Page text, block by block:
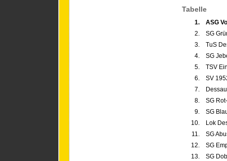
Tabelle
1.
ASG
2.
SG
3.
TuS
4.
SG
5.
TSV
6.
SV
7.
8.
SG
9.
SG
10.
Lok
11.
SG
12.
SG
13.
SG